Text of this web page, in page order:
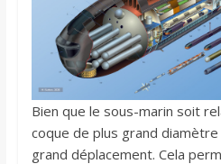
Bien que le sous-marin soit
coque de plus grand
grand déplacement. Cela